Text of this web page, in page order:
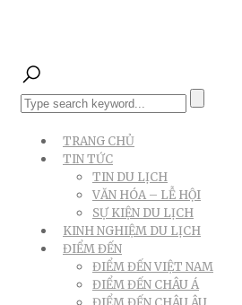
TRANG CHỦ
TIN TỨC
TIN DU LỊCH
VĂN HÓA – LỄ HỘI
SỰ KIỆN DU LỊCH
KINH NGHIỆM DU LỊCH
ĐIỂM ĐẾN
ĐIỂM ĐẾN VIỆT NAM
ĐIỂM ĐẾN CHÂU Á